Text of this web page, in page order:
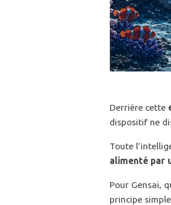
Derrière cette
dispositif ne
Toute
alimenté par
Pour Gensai,
principe